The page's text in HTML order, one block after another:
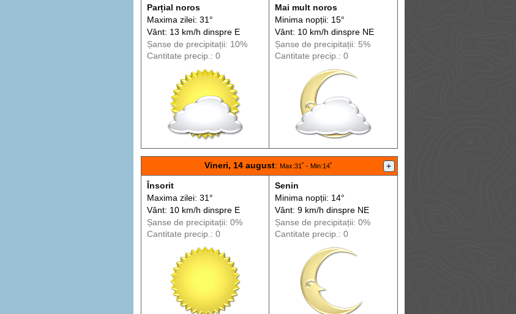
Parțial noros
Maxima zilei: 31°
Vânt: 13 km/h dinspreE
Șanse de precipitații: 10%
Cantitate precip.: 0
Mai mult noros
Minima nopții: 15°
Vânt: 10 km/h dinspreNE
Șanse de precipitații: 5%
Cantitate precip.: 0
Vineri, 14 august: Max:31˚ - Min:14˚ +
Însorit
Maxima zilei: 31°
Vânt: 10 km/h dinspreE
Șanse de precipitații: 0%
Cantitate precip.: 0
Senin
Minima nopții: 14°
Vânt: 9 km/h dinspreNE
Șanse de precipitații: 0%
Cantitate precip.: 0